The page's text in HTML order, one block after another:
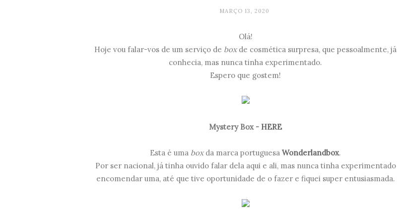
MARÇO 13, 2020
Olá!
Hoje vou falar-vos de um serviço de box de cosmética surpresa, que pessoalmente, já
conhecia, mas nunca tinha experimentado.
Espero que gostem!
Mystery Box - HERE
Esta é uma box da marca portuguesa Wonderlandbox.
Por ser nacional, já tinha ouvido falar dela aqui e ali, mas nunca tinha experimentado
encomendar uma, até que tive oportunidade de o fazer e fiquei super entusiasmada.